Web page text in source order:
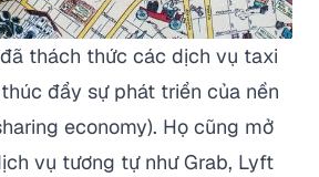
thách thức các dịch vụ taxi
đẩy sự phát triển của nền
economy). Họ cũng mở
vụ tương tự như Grab, Lyft